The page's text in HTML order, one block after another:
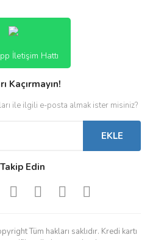
İletişim Hattı
Kaçırmayın!
ile ilgili e-posta almak ister misiniz?
EKLE
Edin
Tüm hakları saklıdır. Kredi kartı